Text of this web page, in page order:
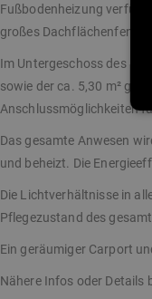
Fußbodenheizung verfügt
großes
Im Untergeschoss des
sowie der ca. 5,30 m²
Anschlussmöglichkeiten
Das gesamte Anwesen
und beheizt. Die
Die Lichtverhältnisse in
Pflegezustand des
Ein geräumiger Carport
Nähere Infos oder Details